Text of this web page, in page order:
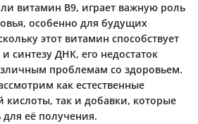
витамин В9, играет важную роль
особенно для будущих
этот витамин способствует
синтезу ДНК, его недостаток
проблемам со здоровьем.
как естественные
так и добавки, которые
её получения.